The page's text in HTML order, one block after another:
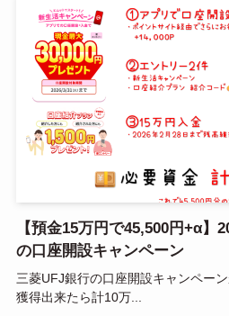
【預金15万円で45,500円+α】
の口座開設キャンペーン
三菱UFJ銀行の口座開設キャンペー
獲得出来たら計10万...